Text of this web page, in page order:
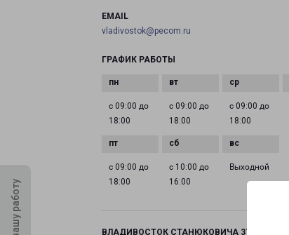
EMAIL
vladivostok@pecom.ru
ГРАФИК РАБОТЫ
с 09:00 до
18:00
с 09:00 до
18:00
с 09:00 до
18:00
с 09:00 до
18:00
с 10:00 до
16:00
Выходной
ВЛАДИВОСТОК СТАНЮКОВИЧА 37